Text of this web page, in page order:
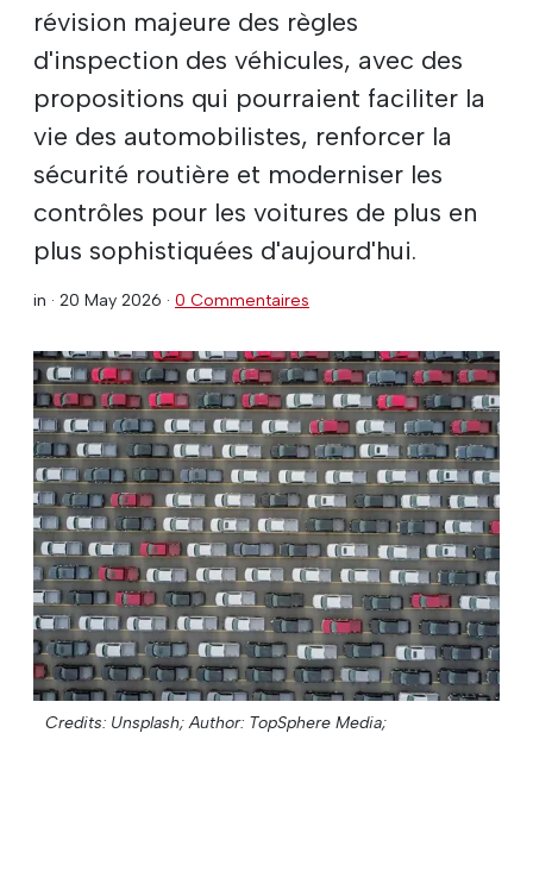
révision majeure des règles
d'inspection des véhicules, avec des
propositions qui pourraient faciliter la
vie des automobilistes, renforcer la
sécurité routière et moderniser les
contrôles pour les voitures de plus en
plus sophistiquées d'aujourd'hui.
in · 20 May 2026 · 0 Commentaires
Credits: Unsplash; Author: TopSphere Media;